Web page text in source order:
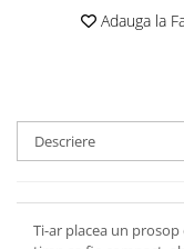
Adauga la
Descriere
Ti-ar placea un